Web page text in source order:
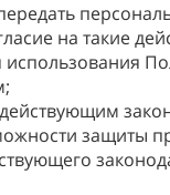
на такие
защиты